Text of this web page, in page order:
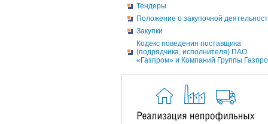
Тендеры
Положение о закупочной
Закупки
Кодекс поведения поставщика
(подрядчика, исполнителя) ПАО
«Газпром» и Компаний Группы